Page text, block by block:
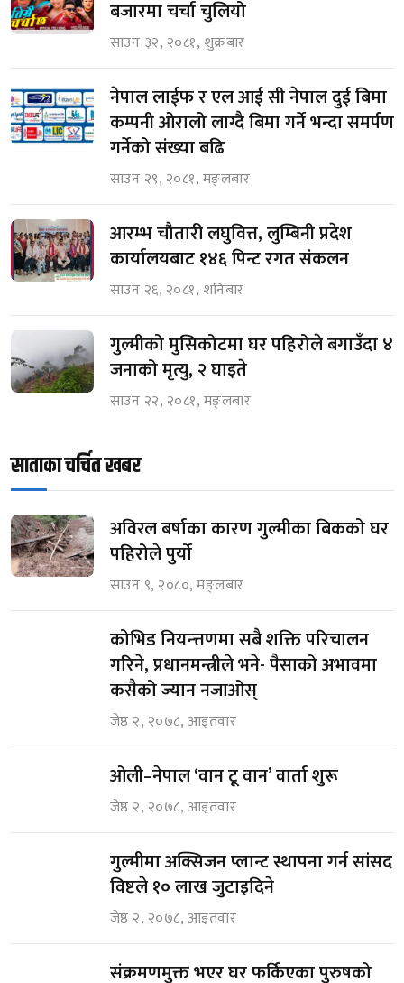
बजारमा चर्चा चुलियो
साउन ३२, २०८१, शुक्रबार
नेपाल लाईफ र एल आई सी नेपाल दुई बिमा
कम्पनी ओरालो लाग्दै बिमा गर्ने भन्दा समर्पण
गर्नेको संख्या बढि
साउन २९, २०८१, मङ्लबार
आरम्भ चौतारी लघुवित्त, लुम्बिनी प्रदेश
कार्यालयबाट १४६ पिन्ट रगत संकलन
साउन २६, २०८१, शनिबार
गुल्मीको मुसिकोटमा घर पहिरोले बगाउँदा ४
जनाको मृत्यु, २ घाइते
साउन २२, २०८१, मङ्लबार
साताका चर्चित खबर
अविरल बर्षाका कारण गुल्मीका बिकको घर
पहिरोले पुर्यो
साउन ९, २०८०, मङ्लबार
कोभिड नियन्त्तणमा सबै शक्ति परिचालन
गरिने, प्रधानमन्त्रीले भने- पैसाको अभावमा
कसैको ज्यान नजाओस्
जेष्ठ २, २०७८, आइतवार
ओली–नेपाल ‘वान टू वान’ वार्ता शुरू
जेष्ठ २, २०७८, आइतवार
गुल्मीमा अक्सिजन प्लान्ट स्थापना गर्न सांसद
विष्टले १० लाख जुटाइदिने
जेष्ठ २, २०७८, आइतवार
संक्रमणमुक्त भएर घर फर्किएका पुरुषको